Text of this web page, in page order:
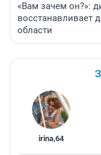
«Вам зачем он?»:
восстанавливает
области
irina,64